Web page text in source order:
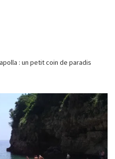
: un petit coin de paradis